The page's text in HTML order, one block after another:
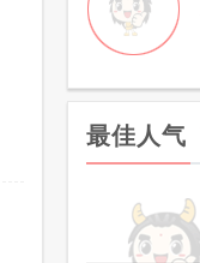
最佳人气